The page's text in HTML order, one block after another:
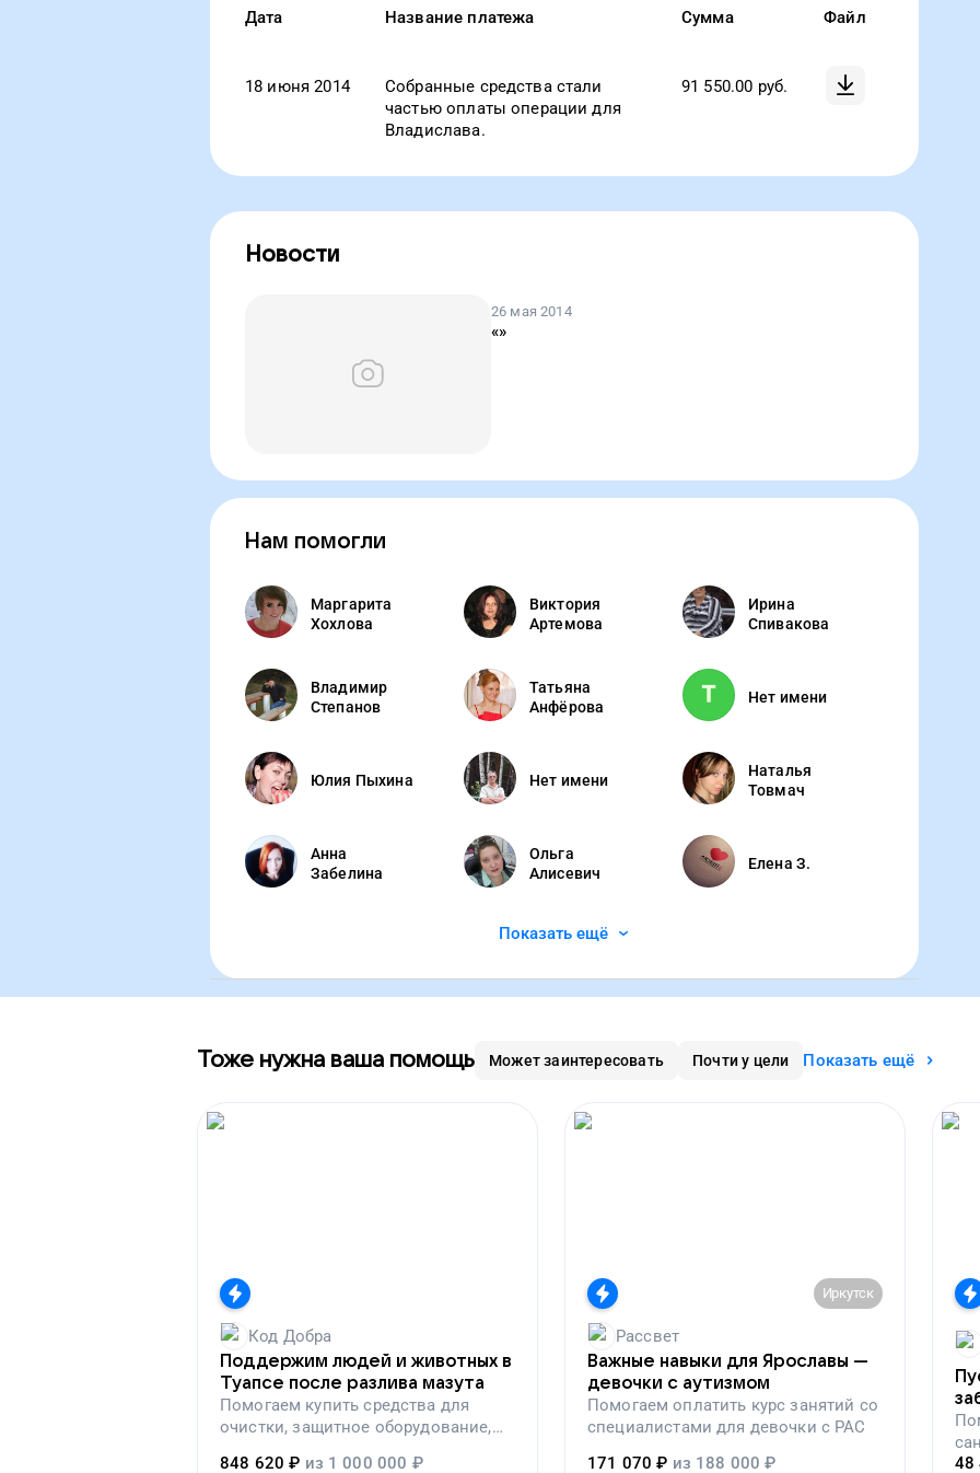
Дата Название платежа Сумма Файл
18 июня 2014
Собранные средства стали
частью оплаты операции для
Владислава.
91 550.00 руб.
Новости
26 мая 2014
«»
Нам помогли
Маргарита
Хохлова
Виктория
Артемова
Ирина
Спивакова
Владимир
Степанов
Татьяна
Анфёрова
Нет имени
Юлия Пыхина Нет имени
Наталья
Товмач
Анна
Забелина
Ольга
Алисевич
Елена З.
Показать ещё
Тоже нужна ваша помощь Может заинтересовать Почти у цели Показать ещё
Код Добра
Поддержим людей и животных в
Туапсе после разлива мазута
Помогаем купить средства для
очистки, защитное оборудование,
848 620 ₽ из 1 000 000 ₽
Иркутск
Рассвет
Важные навыки для Ярославы —
девочки с аутизмом
Помогаем оплатить курс занятий со
специалистами для девочки с РАС
171 070 ₽ из 188 000 ₽ 48